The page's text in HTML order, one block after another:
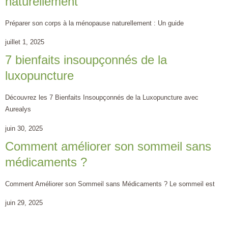
Préparer son corps à la ménopause naturellement : Un guide
juillet 1, 2025
7 bienfaits insoupçonnés de la
luxopuncture
Découvrez les 7 Bienfaits Insoupçonnés de la Luxopuncture avec
Aurealys
juin 30, 2025
Comment améliorer son sommeil sans
médicaments ?
Comment Améliorer son Sommeil sans Médicaments ? Le sommeil est
juin 29, 2025